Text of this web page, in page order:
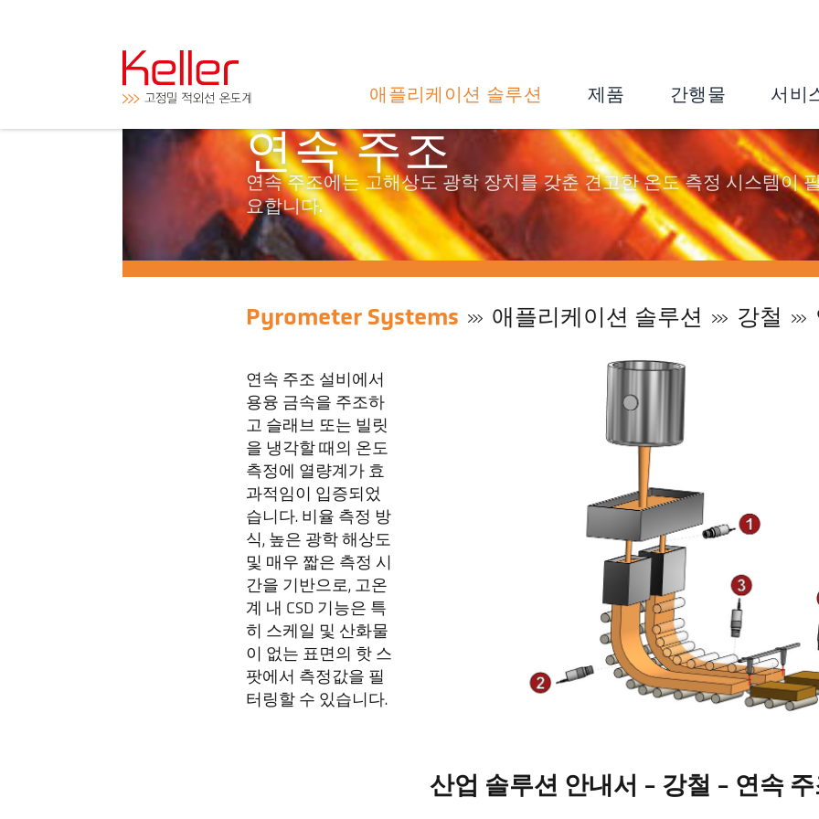
애플리케이션 솔루션 제품 간행물 서비
연속 주조
연속 주조에는 고해상도 광학 장치를 갖춘 견고한 온도 측정 시스템이
요합니다.
Pyrometer Systems 애플리케이션 솔루션 강철
연속 주조 설비에서
용융 금속을 주조하
고 슬래브 또는 빌릿
을 냉각할 때의 온도
측정에 열량계가 효
과적임이 입증되었
습니다. 비율 측정 방
식, 높은 광학 해상도
및 매우 짧은 측정 시
간을 기반으로, 고온
계 내 CSD 기능은 특
히 스케일 및 산화물
이 없는 표면의 핫 스
팟에서 측정값을 필
터링할 수 있습니다.
산업 솔루션 안내서 - 강철 - 연속